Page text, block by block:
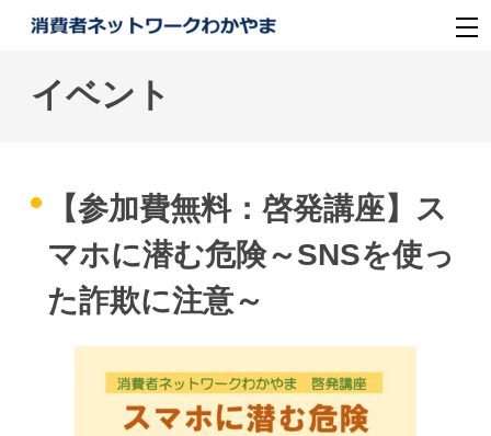
イベント
【参加費無料：啓発講座】ス
マホに潜む危険～SNSを使っ
た詐欺に注意～